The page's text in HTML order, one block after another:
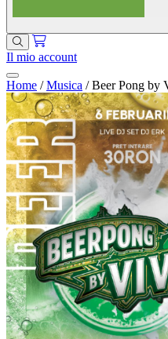
Il mio account
Home / Musica / Beer Pong by